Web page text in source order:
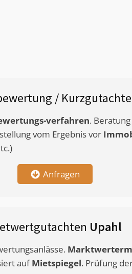
/
verfahren. Beratung
vom Ergebnis vor
Anfragen
Upahl
aufMietspiegel. Prüfung